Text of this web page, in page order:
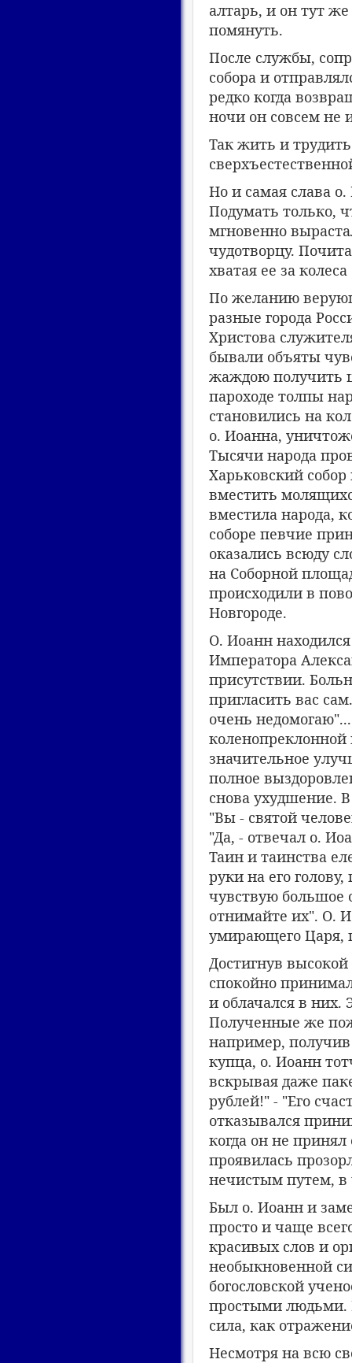
алтарь, и он тут
помянуть.
После службы,
собора и
редко когда
ночи он совсем не
Так жить и
Но и самая слава
Подумать только,
мгновенно
чудотворцу.
хватая ее за
По желанию
разные города
Христова
бывали объяты
жаждою получить
пароходе толпы
становились на
о. Иоанна,
Тысячи народа
Харьковский
вместить
вместила народа,
соборе певчие
оказались всюду
на Соборной
происходили в
Новгороде.
О. Иоанн
Императора
присутствии.
пригласить вас
очень
коленопреклонной
значительное
полное
снова ухудшение.
"Вы - святой
"Да, - отвечал о.
Таин и таинства
руки на его
чувствую большое
отнимайте их". О.
умирающего Царя,
Достигнув
спокойно
и облачался в
Полученные же
например,
купца, о. Иоанн
вскрывая даже
рублей!" - "Его
отказывался
когда он не
проявилась
нечистым путем, в
Был о. Иоанн и
просто и чаще
красивых слов и
необыкновенной
богословской
простыми людьми.
сила, как
Несмотря на всю